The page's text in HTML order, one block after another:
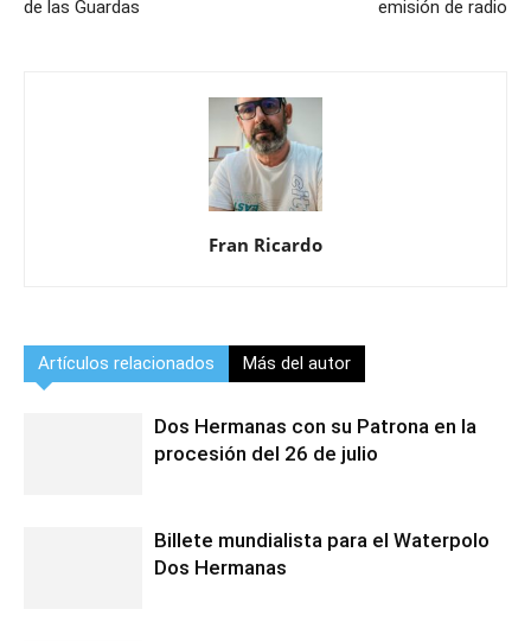
de las Guardas emisión de radio
Fran Ricardo
Artículos relacionados Más del autor
Dos Hermanas con su Patrona en la
procesión del 26 de julio
Billete mundialista para el Waterpolo
Dos Hermanas